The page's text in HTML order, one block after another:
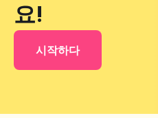
요!
시작하다